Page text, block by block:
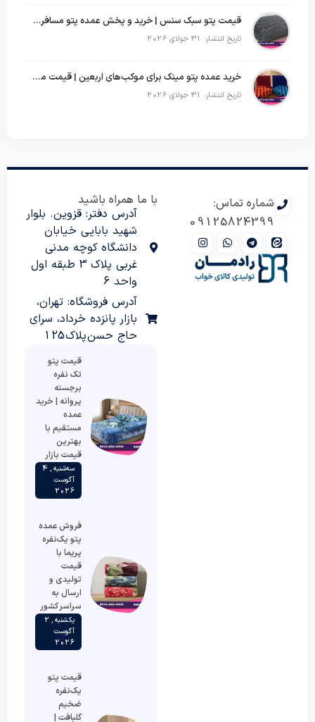
قیمت پتو سبک سنس | خرید و پخش عمده پتو مسافرتی Sense
تاریخ انتشار: 31 جولای 2026
خرید عمده پتو مینک برای موکب‌های اربعین | قیمت مناسب و ارسال سریع
تاریخ انتشار: 31 جولای 2026
شماره تماس:
09125824399
با ما همراه باشید
آدرس دفتر: قزوین. بلوار
شهید بابایی خیابان
دانشگاه کوچه مدنی
غربی پلاک 3 طبقه اول
واحد 6
آدرس فروشگاه: تهران،
بازار پانزده خرداد، سرای
حاج حسن پلاک 125
قیمت پتو
تک نفره
برجسته
پروانه | خرید
عمده
مستقیم با
بهترین
قیمت بازار
سه‌شنبه , 4
آگوست
2026
فروش عمده
پتو یک‌نفره
پریما با
قیمت
تولیدی و
ارسال به
سراسر کشور
یکشنبه , 2
آگوست
2026
قیمت پتو
یک‌نفره
ضخیم
گلبافت |